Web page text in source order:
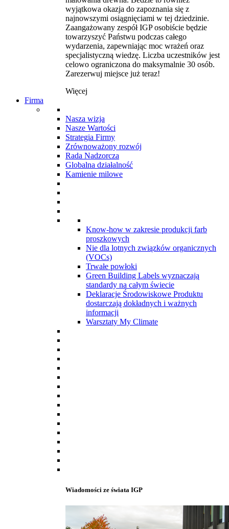
wyjątkowa okazja do zapoznania się z
najnowszymi osiągnięciami w tej dziedzinie.
Zaangażowany zespół IGP osobiście będzie
towarzyszyć Państwu podczas całego
wydarzenia, zapewniając moc wrażeń oraz
specjalistyczną wiedzę. Liczba uczestników jest
celowo ograniczona do maksymalnie 30 osób.
Zarezerwuj miejsce już teraz!
Więcej
Firma
Nasza wizja
Nasze Wartości
Strategia Firmy
Zrównoważony rozwój
Rada Nadzorcza
Globalna działalność
Kamienie milowe
Know-how w zakresie produkcji farb
proszkowych
Nie dla lotnych związków organicznych
(VOCs)
Trwałe powłoki
Green Building Labels wyznaczają
standardy na całym świecie
Deklaracje Środowiskowe Produktu
dostarczają dokładnych i ważnych
informacji
Warsztaty My Climate
Wiadomości ze świata IGP